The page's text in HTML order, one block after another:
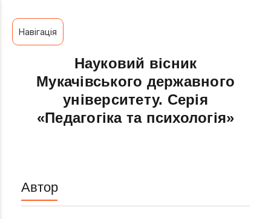
Навігація
Науковий вісник
Мукачівського державного
університету. Серія
«Педагогіка та психологія»
Автор